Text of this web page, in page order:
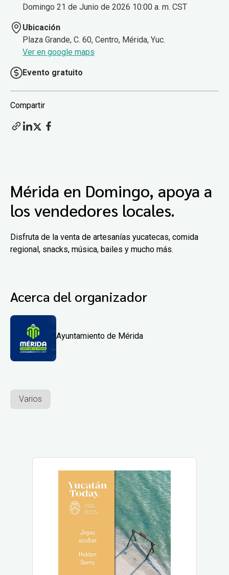
Domingo 21 de Junio de 2026 10:00 a. m. CST
Ubicación
Plaza Grande, C. 60, Centro, Mérida, Yuc.
Ver en google maps
Evento gratuito
Compartir
Mérida en Domingo, apoya a
los vendedores locales.
Disfruta de la venta de artesanías yucatecas, comida
regional, snacks, música, bailes y mucho más.
Acerca del organizador
Ayuntamiento de Mérida
Varios